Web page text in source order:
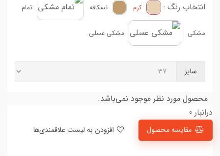
انتخاب رنگ : کرم نسکافه تمام
مشکی مشکی عسلی
سایز
محصول مورد نظر موجود نمی‌باشد.
درانبار 0
مقایسه محصول